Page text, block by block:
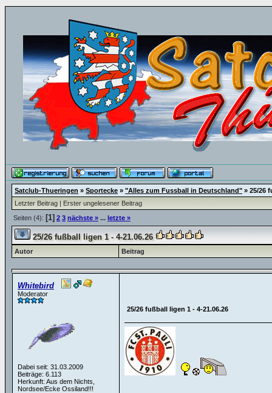
Satclub-Thueringen » Sportecke » "Alles zum Fussball in Deutschland" » 25/26
Letzter Beitrag | Erster ungelesener Beitrag
Seiten (4): [1] 2 3 nächste » ... letzte »
25/26 fußball ligen 1 - 4-21.06.26
Autor Beitrag
Whitebird
Moderator
Dabei seit: 31.03.2009
Beiträge: 6.113
Herkunft: Aus dem Nichts,
Nordsee/Ecke Ossiland!!!
25/26 fußball ligen 1 - 4-21.06.26